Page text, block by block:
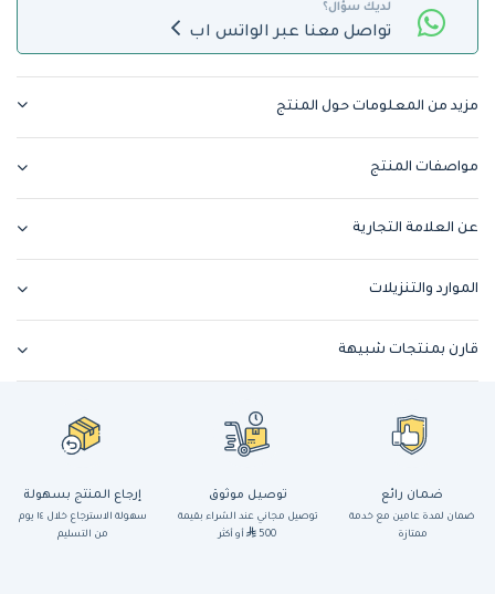
لديك سؤال؟
تواصل معنا عبر الواتس اب
مزيد من المعلومات حول المنتج
مواصفات المنتج
عن العلامة التجارية
الموارد والتنزيلات
قارن بمنتجات شبيهة
ضمان رائع
ضمان لمدة عامين مع خدمة
ممتازة
توصيل موثوق
توصيل مجاني عند الشراء بقيمة
500
أو أكثر
إرجاع المنتج بسهولة
سهولة الاسترجاع خلال ١٤ يوم
من التسليم